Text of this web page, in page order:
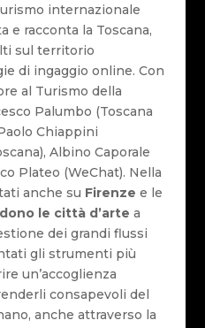
internazionale
e racconta la Toscana,
sul territorio
di ingaggio online. Con
al Turismo della
Palumbo (Toscana
Chiappini
Albino Caporale
Plateo (WeChat). Nella
anche su Firenze e le
le città d’arte a
dei grandi flussi
gli strumenti più
un’accoglienza
consapevoli del
anche attraverso la